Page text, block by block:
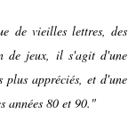
de vieilles lettres, des
de jeux, il s'agit d'une
plus appréciés, et d'une
années 80 et 90."